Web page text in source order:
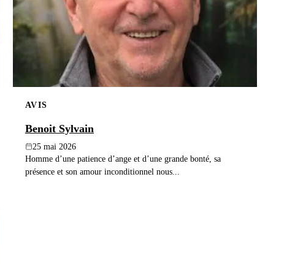
AVIS
Benoit Sylvain
25 mai 2026
Homme d’une patience d’ange et d’une grande bonté, sa
présence et son amour inconditionnel nous...